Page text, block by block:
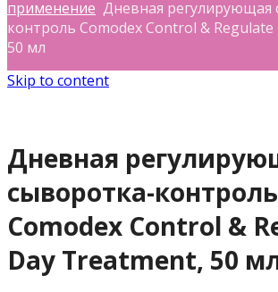
применение Дневная регулирующая
контроль Comodex Control &
50 мл
Skip to content
Дневная
сыворотка-контроль
Comodex Control &
Day Treatment, 50